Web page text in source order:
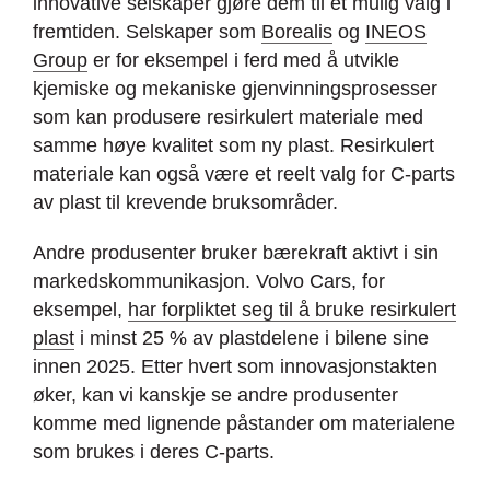
fremtiden. Selskaper som Borealis og INEOS
Group er for eksempel i ferd med å utvikle
kjemiske og mekaniske gjenvinningsprosesser
som kan produsere resirkulert materiale med
samme høye kvalitet som ny plast. Resirkulert
materiale kan også være et reelt valg for C-parts
av plast til krevende bruksområder.
Andre produsenter bruker bærekraft aktivt i sin
markedskommunikasjon. Volvo Cars, for
eksempel, har forpliktet seg til å bruke resirkulert
plast i minst 25 % av plastdelene i bilene sine
innen 2025. Etter hvert som innovasjonstakten
øker, kan vi kanskje se andre produsenter
komme med lignende påstander om materialene
som brukes i deres C-parts.